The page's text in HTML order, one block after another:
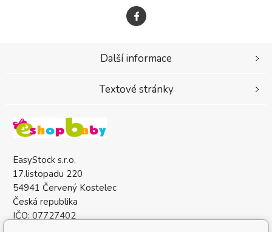
EasyStock s.r.o.
17.listopadu 220
54941 Červený Kostelec
Česká republika
IČO: 07727402
Další informace
Textové stránky